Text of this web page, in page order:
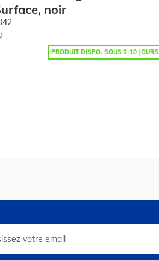
noir
PRODUIT DISPO. SOUS 2-10 JOURS